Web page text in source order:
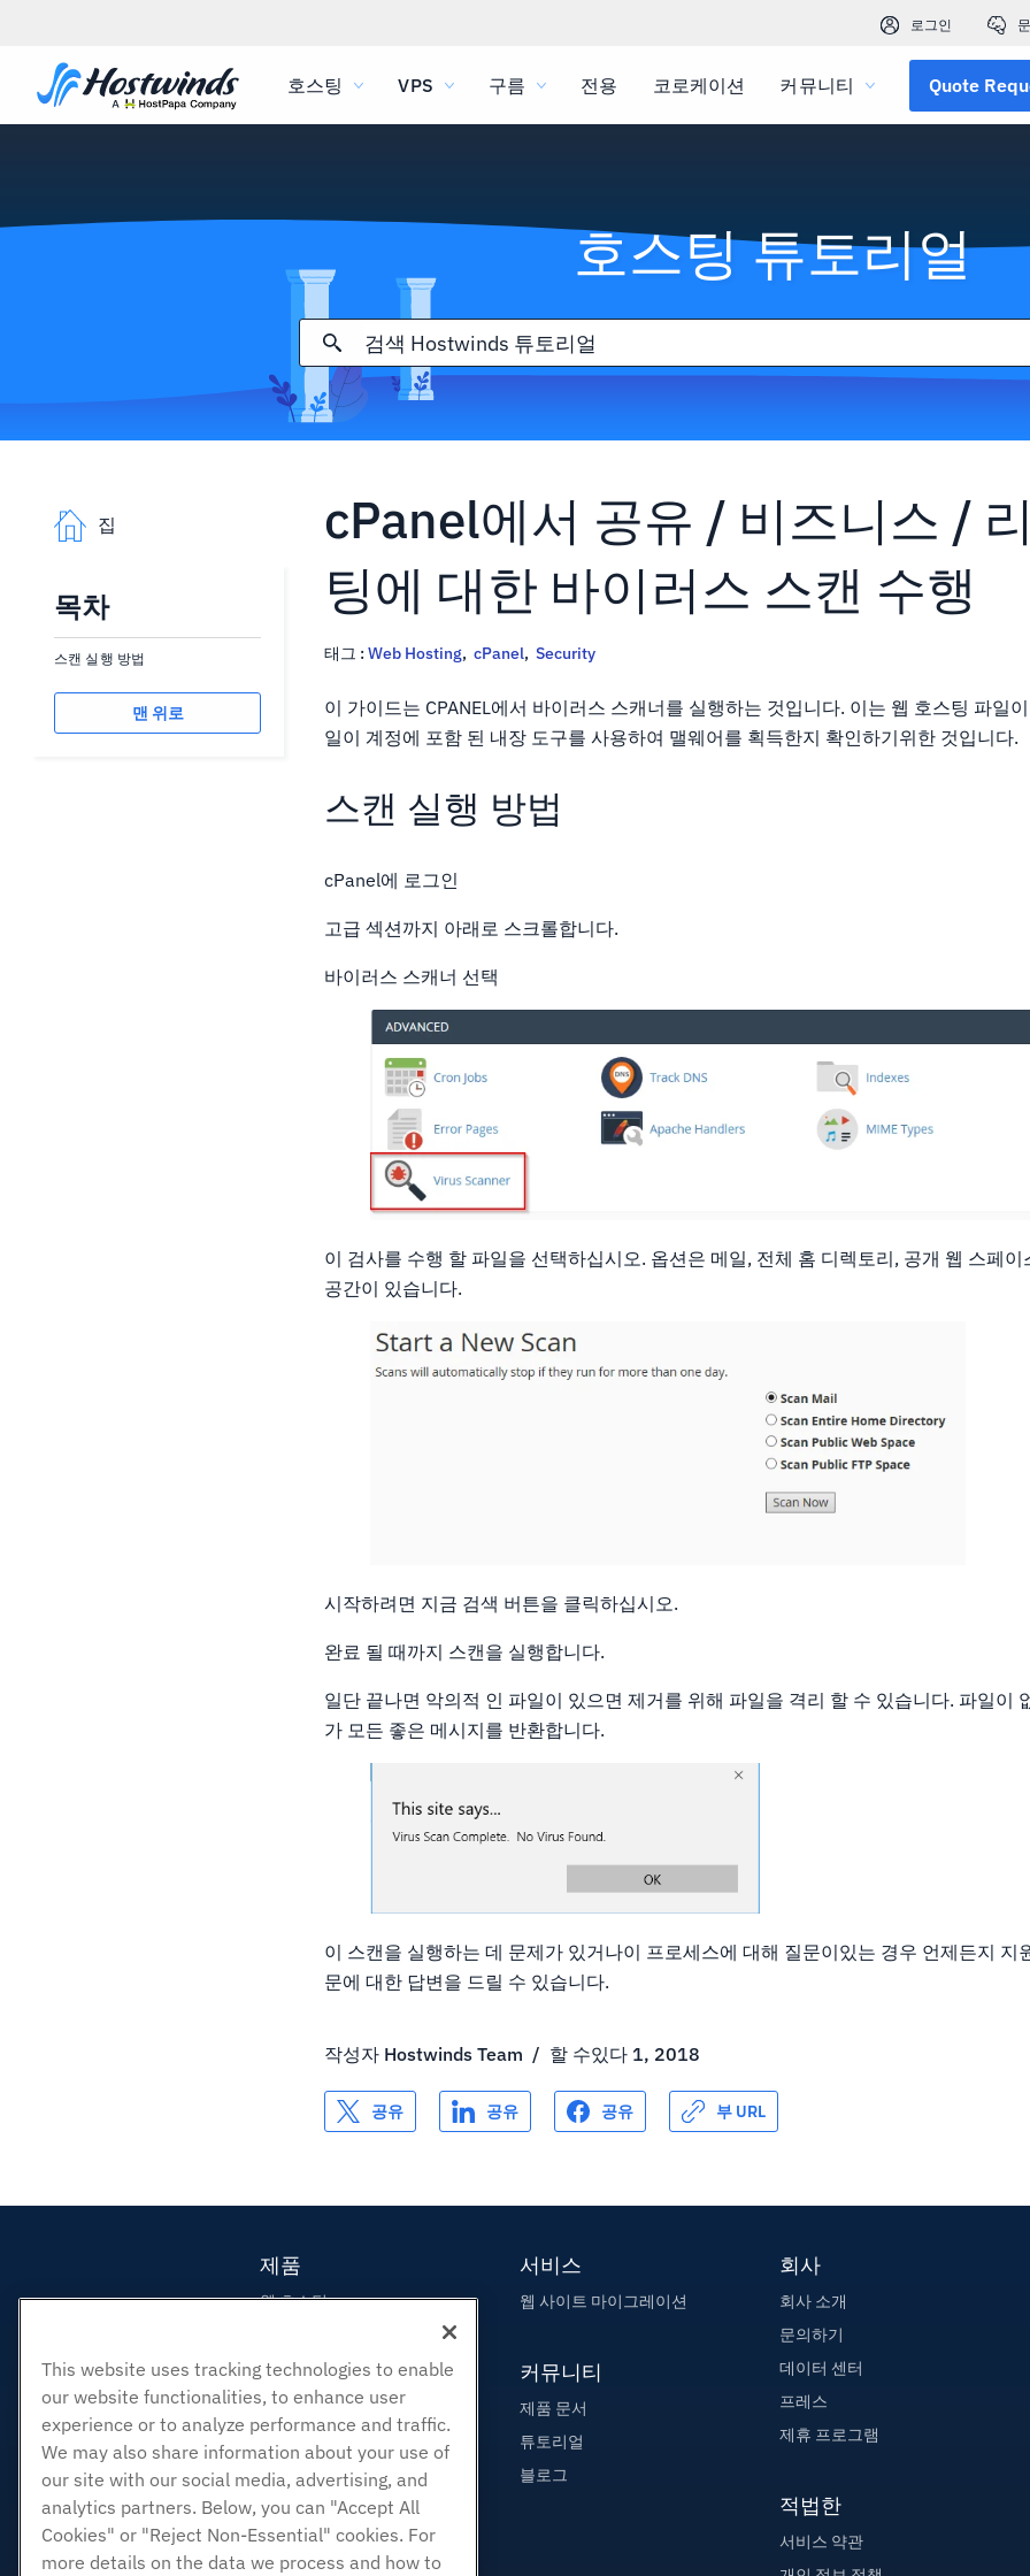
로그인
호스팅 VPS 구름 전용 코로케이션 커뮤니티 Quote
호스팅 튜토리얼
집
목차
스캔 실행 방법
맨 위로
cPanel에서 공유 / 비즈니스 /
팅에 대한 바이러스 스캔 수행
태그 : Web Hosting, cPanel, Security
이 가이드는 CPANEL에서 바이러스 스캐너를 실행하는 것입니다. 이는 웹 호스팅 파일이
일이 계정에 포함 된 내장 도구를 사용하여 맬웨어를 획득한지 확인하기위한 것입니다.
스캔 실행 방법
cPanel에 로그인
고급 섹션까지 아래로 스크롤합니다.
바이러스 스캐너 선택
이 검사를 수행 할 파일을 선택하십시오. 옵션은 메일, 전체 홈 디렉토리, 공개 웹 스페이
공간이 있습니다.
시작하려면 지금 검색 버튼을 클릭하십시오.
완료 될 때까지 스캔을 실행합니다.
일단 끝나면 악의적 인 파일이 있으면 제거를 위해 파일을 격리 할 수 있습니다. 파일이
가 모든 좋은 메시지를 반환합니다.
이 스캔을 실행하는 데 문제가 있거나이 프로세스에 대해 질문이있는 경우 언제든지 지
문에 대한 답변을 드릴 수 있습니다.
작성자 Hostwinds Team / 할 수있다 1, 2018
공유 공유 공유 부 URL
제품
웹 호스팅
리셀러 호스팅
화이트 라벨 리셀러
관리되는 리눅스 VPS
관리되지 않는 리눅스 VPS
관리 창 VPS
관리되지 않는 Windows VPS
클라우드 서버
서비스
웹 사이트 마이그레이션
커뮤니티
제품 문서
튜토리얼
블로그
회사
회사 소개
문의하기
데이터 센터
프레스
제휴 프로그램
적법한
서비스 약관
This website uses tracking technologies to enable
our website functionalities, to enhance user
experience or to analyze performance and traffic.
We may also share information about your use of
our site with our social media, advertising, and
analytics partners. Below, you can "Accept All
Cookies" or "Reject Non-Essential" cookies. For
more details on the data we process and how to